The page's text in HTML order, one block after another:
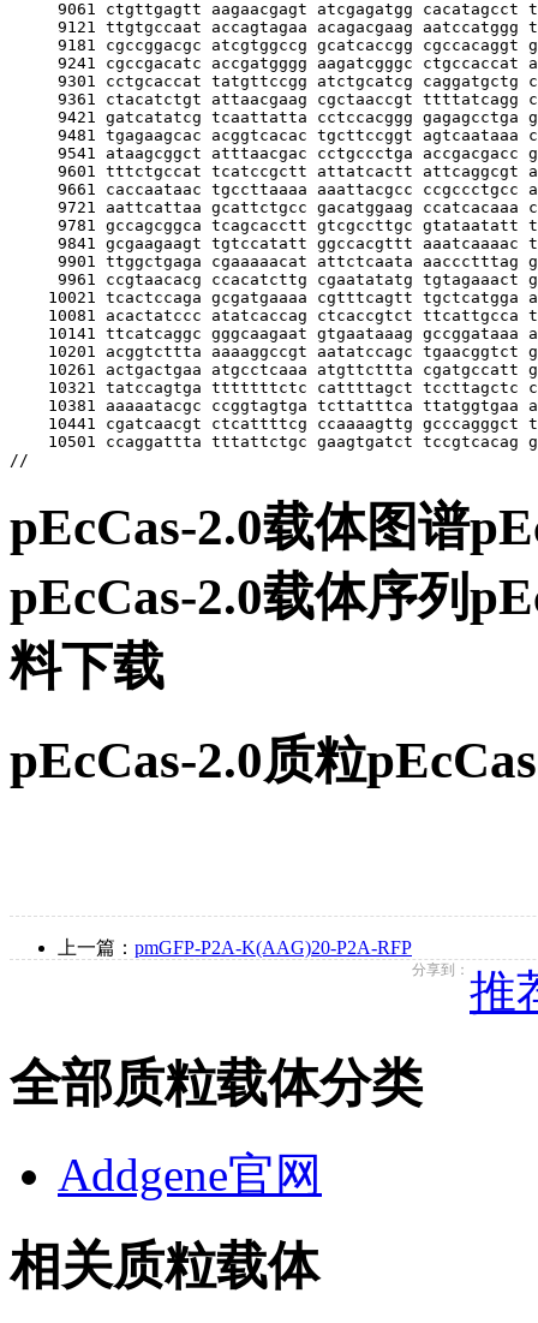
pEcCas-2.0载体图谱
pEcCas-2.0载体序列
料下载
pEcCas-2.0质粒
上一篇： pmGFP-P2A-K(AAG)20-P2A-RFP
分享到： 推
全部质粒载体分类
Addgene官网
相关质粒载体